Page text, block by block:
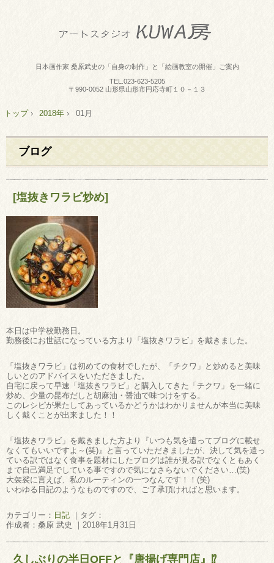
日本画作家 桑原武史の「自身の制作」と「絵画教室の開催」ご案内
TEL. 023-623-5205
〒990-0052 山形県山形市円応寺町１０－１３
トップ› 2018年 › 01月
ブログ
[塩抜きワラビ炒め]
本日は中学校勤務日。
勤務後にお世話になっている方より「塩抜きワラビ」を戴きました。
「塩抜きワラビ」は初めての食材でしたが、「チクワ」と炒めると美味
しいとのアドバイスをいただきました。
自宅に戻って早速「塩抜きワラビ」と購入してきた「チクワ」を一緒に
炒め、少量の昆布だしと胡麻油・醤油で味つけをする。
このレシピが果たしてあっているかどうかはわかりませんが本当に美味
しく戴くことが出来ました！！
「塩抜きワラビ」を戴きました方より『いつも気を遣ってブログに載せ
なくてもいいですよ～(笑)』と言っていただきましたが、決して気を遣っ
ている訳ではなく食事を題材にしたブログは誰が見る訳でなくともあく
まで自己満足でしている事ですので気になさらないでください…(笑)
大袈裟に言えば、私のルーティンの一つなんです！！(笑)
いわゆる日記のようなものですので、ご了承頂ければと思います。
カテゴリー： 日記 ｜タグ：
作成者：桑原 武史 ｜2018年1月31日
久しぶりの半日OFFと『唐揚げ専門店』⁉